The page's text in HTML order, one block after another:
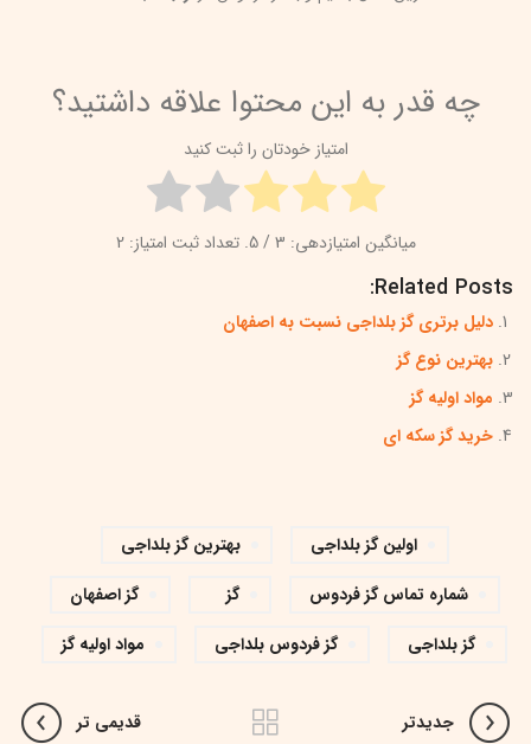
چه قدر به این محتوا علاقه داشتید؟
امتیاز خودتان را ثبت کنید
میانگین امتیازدهی: 3/ 5. تعداد ثبت امتیاز: 2
Related Posts:
دلیل برتری گز بلداجی نسبت به اصفهان
بهترین نوع گز
مواد اولیه گز
خرید گز سکه ای
اولین گز بلداجی
بهترین گز بلداجی
شماره تماس گز فردوس
گز
گز اصفهان
گز بلداجی
گز فردوس بلداجی مواد اولیه گز
جدیدتر قدیمی تر